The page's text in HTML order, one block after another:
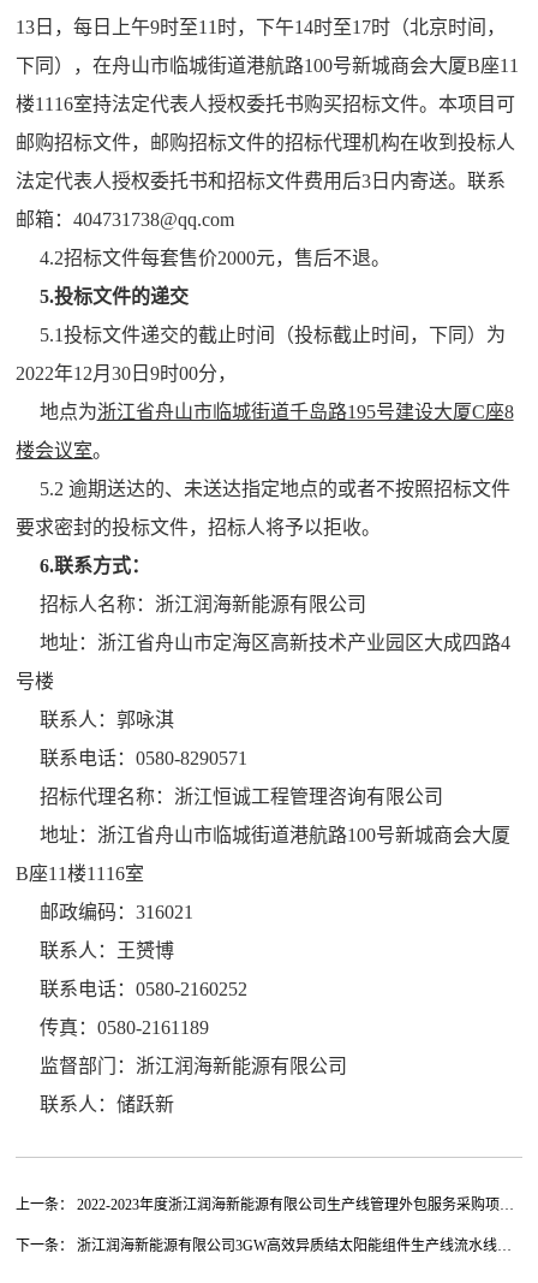
13日，每日上午9时至11时，下午14时至17时（北京时间，
下同），在舟山市临城街道港航路100号新城商会大厦B座11
楼1116室持法定代表人授权委托书购买招标文件。本项目可
邮购招标文件，邮购招标文件的招标代理机构在收到投标人
法定代表人授权委托书和招标文件费用后3日内寄送。联系
邮箱：404731738@qq.com
4.2招标文件每套售价2000元，售后不退。
5.投标文件的递交
5.1投标文件递交的截止时间（投标截止时间，下同）为
2022年12月30日9时00分，
地点为浙江省舟山市临城街道千岛路195号建设大厦C座8
楼会议室。
5.2 逾期送达的、未送达指定地点的或者不按照招标文件
要求密封的投标文件，招标人将予以拒收。
6.联系方式：
招标人名称：浙江润海新能源有限公司
地址：浙江省舟山市定海区高新技术产业园区大成四路4
号楼
联系人：郭咏淇
联系电话：0580-8290571
招标代理名称：浙江恒诚工程管理咨询有限公司
地址：浙江省舟山市临城街道港航路100号新城商会大厦
B座11楼1116室
邮政编码：316021
联系人：王赟博
联系电话：0580-2160252
传真：0580-2161189
监督部门：浙江润海新能源有限公司
联系人：储跃新
上一条： 2022-2023年度浙江润海新能源有限公司生产线管理外包服务采购项目
下一条： 浙江润海新能源有限公司3GW高效异质结太阳能组件生产线流水线整